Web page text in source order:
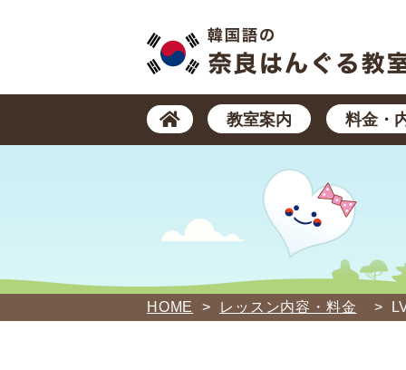
教室案内 料金・
HOME > レッスン内容・料金 >